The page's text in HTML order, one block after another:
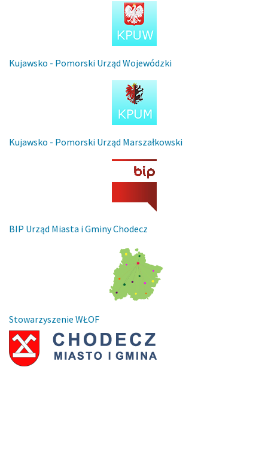
Kujawsko - Pomorski Urząd Wojewódzki
Kujawsko - Pomorski Urząd Marszałkowski
BIP Urząd Miasta i Gminy Chodecz
Stowarzyszenie WŁOF